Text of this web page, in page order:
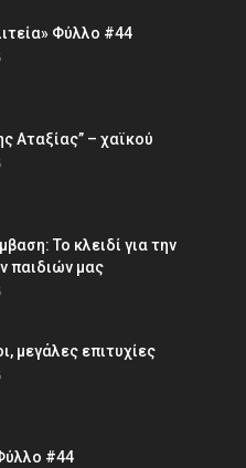
Φύλλο #44
Αταξίας” – χαϊκού
Το κλειδί για την
παιδιών µας
μεγάλες επιτυχίες
#44